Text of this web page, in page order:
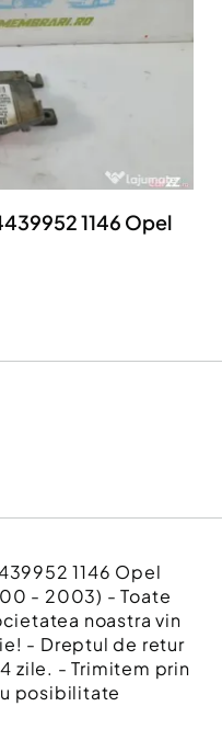
1146 Opel
1146 Opel
- 2003) - Toate
noastra vin
- Dreptul de retur
zile. - Trimitem prin
posibilitate